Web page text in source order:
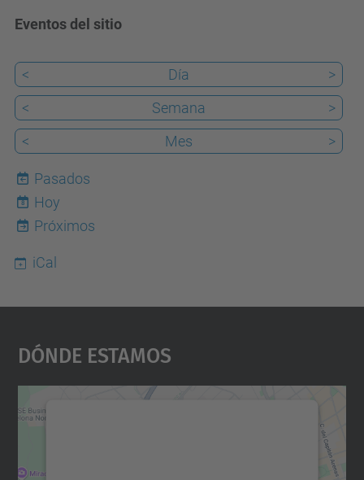
Eventos del sitio
< Día
>
<
Semana
>
<
Mes >
Pasados
8
Hoy
Próximos
iCal
Dónde Estamos